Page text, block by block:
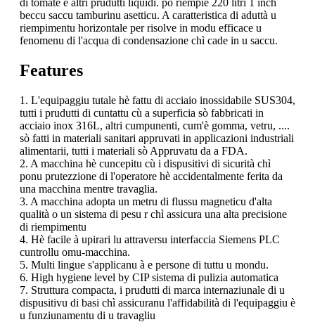
di tomate è altri prudutti liquidi. pò riempie 220 litri 1 inch
beccu saccu tamburinu asetticu. A caratteristica di aduttà u
riempimentu horizontale per risolve in modu efficace u
fenomenu di l'acqua di condensazione chì cade in u saccu.
Features
1. L'equipaggiu tutale hè fattu di acciaio inossidabile SUS304,
tutti i prudutti di cuntattu cù a superficia sò fabbricati in
acciaio inox 316L, altri cumpunenti, cum'è gomma, vetru, ....
sò fatti in materiali sanitari appruvati in applicazioni industriali
alimentarii, tutti i materiali sò Appruvatu da a FDA.
2. A macchina hè cuncepitu cù i dispusitivi di sicurità chì
ponu prutezzione di l'operatore hè accidentalmente ferita da
una macchina mentre travaglia.
3. A macchina adopta un metru di flussu magneticu d'alta
qualità o un sistema di pesu r chì assicura una alta precisione
di riempimentu
4. Hè facile à upirari lu attraversu interfaccia Siemens PLC
cuntrollu omu-macchina.
5. Multi lingue s'applicanu à e persone di tuttu u mondu.
6. High hygiene level by CIP sistema di pulizia automatica
7. Struttura compacta, i prudutti di marca internaziunale di u
dispusitivu di basi chì assicuranu l'affidabilità di l'equipaggiu è
u funziunamentu di u travagliu